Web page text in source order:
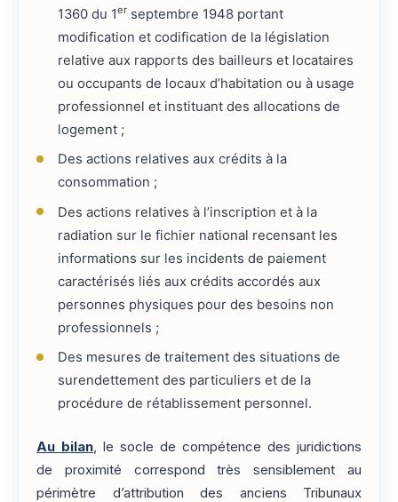
1360 du 1erseptembre 1948 portant
modification et codification de la législation
relative aux rapports des bailleurs et locataires
ou occupants de locaux d’habitation ou à usage
professionnel et instituant des allocations de
logement ;
Des actions relatives aux crédits à la
consommation ;
Des actions relatives à l’inscription et à la
radiation sur le fichier national recensant les
informations sur les incidents de paiement
caractérisés liés aux crédits accordés aux
personnes physiques pour des besoins non
professionnels ;
Des mesures de traitement des situations de
surendettement des particuliers et de la
procédure de rétablissement personnel.
Au bilan , le socle de compétence des juridictions
de proximité correspond très sensiblement au
périmètre d’attribution des anciens Tribunaux